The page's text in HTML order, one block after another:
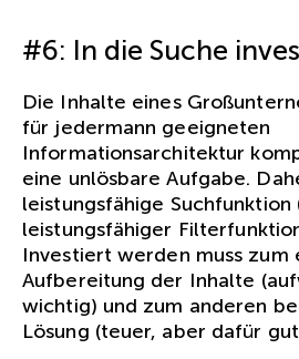
#6: In die Suche
Die Inhalte eines
für jedermann geeigneten
Informationsarchitektur
eine unlösbare Aufgabe.
leistungsfähige Suchfunktion
leistungsfähiger
Investiert werden muss zum
Aufbereitung der Inhalte
wichtig) und zum anderen
Lösung (teuer, aber dafür